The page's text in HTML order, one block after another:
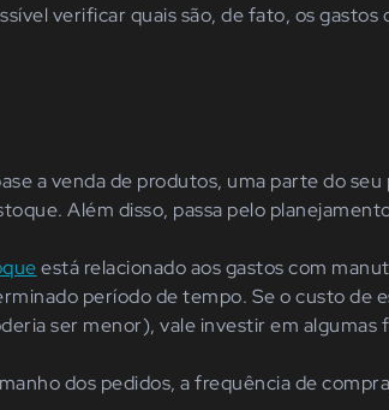
verificar quais são, de fato, os gastos
a venda de produtos, uma parte do
Além disso, passa pelo
está relacionado aos gastos com
período de tempo. Se o custo de
ser menor), vale investir em algumas
dos pedidos, a frequência de